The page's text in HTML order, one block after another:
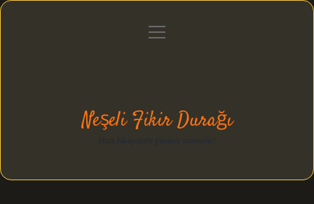
Gizlilik Politikası
menüyü
Neşeli Fikir Durağı